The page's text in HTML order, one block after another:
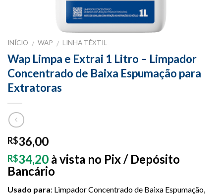
INÍCIO / WAP / LINHA TÊXTIL
Wap Limpa e Extrai 1 Litro – Limpador
Concentrado de Baixa Espumação para
Extratoras
R$36,00
R$34,20 à vista no Pix / Depósito
Bancário
Usado para: Limpador Concentrado de Baixa Espumação,